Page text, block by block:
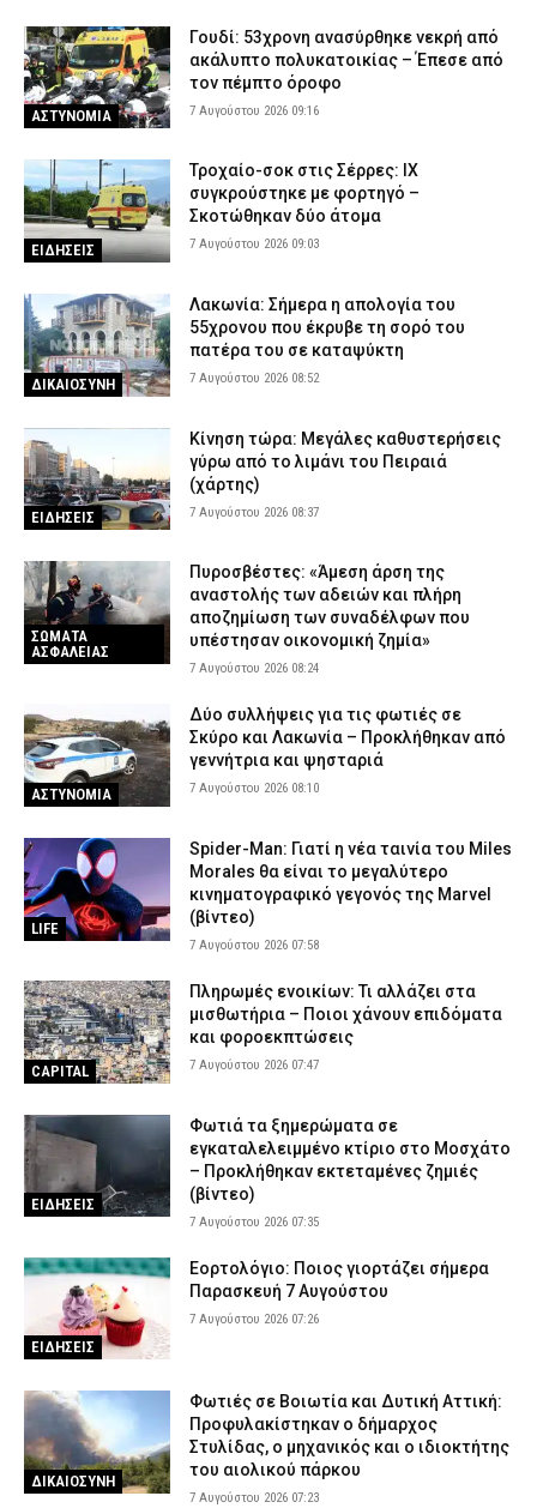
ΑΣΤΥΝΟΜΙΑ
Γουδί: 53χρονη ανασύρθηκε νεκρή από
ακάλυπτο πολυκατοικίας – Έπεσε από
τον πέμπτο όροφο
7 Αυγούστου 2026 09:16
ΕΙΔΗΣΕΙΣ
Τροχαίο-σοκ στις Σέρρες: ΙΧ
συγκρούστηκε με φορτηγό –
Σκοτώθηκαν δύο άτομα
7 Αυγούστου 2026 09:03
ΔΙΚΑΙΟΣΥΝΗ
Λακωνία: Σήμερα η απολογία του
55χρονου που έκρυβε τη σορό του
πατέρα του σε καταψύκτη
7 Αυγούστου 2026 08:52
ΕΙΔΗΣΕΙΣ
Κίνηση τώρα: Μεγάλες καθυστερήσεις
γύρω από το λιμάνι του Πειραιά
(χάρτης)
7 Αυγούστου 2026 08:37
ΣΩΜΑΤΑ
ΑΣΦΑΛΕΙΑΣ
Πυροσβέστες: «Άμεση άρση της
αναστολής των αδειών και πλήρη
αποζημίωση των συναδέλφων που
υπέστησαν οικονομική ζημία»
7 Αυγούστου 2026 08:24
ΑΣΤΥΝΟΜΙΑ
Δύο συλλήψεις για τις φωτιές σε
Σκύρο και Λακωνία – Προκλήθηκαν από
γεννήτρια και ψησταριά
7 Αυγούστου 2026 08:10
LIFE
Spider-Man: Γιατί η νέα ταινία του Miles
Morales θα είναι το μεγαλύτερο
κινηματογραφικό γεγονός της Marvel
(βίντεο)
7 Αυγούστου 2026 07:58
CAPITAL
Πληρωμές ενοικίων: Τι αλλάζει στα
μισθωτήρια – Ποιοι χάνουν επιδόματα
και φοροεκπτώσεις
7 Αυγούστου 2026 07:47
ΕΙΔΗΣΕΙΣ
Φωτιά τα ξημερώματα σε
εγκαταλελειμμένο κτίριο στο Μοσχάτο
– Προκλήθηκαν εκτεταμένες ζημιές
(βίντεο)
7 Αυγούστου 2026 07:35
ΕΙΔΗΣΕΙΣ
Εορτολόγιο: Ποιος γιορτάζει σήμερα
Παρασκευή 7 Αυγούστου
7 Αυγούστου 2026 07:26
ΔΙΚΑΙΟΣΥΝΗ
Φωτιές σε Βοιωτία και Δυτική Αττική:
Προφυλακίστηκαν ο δήμαρχος
Στυλίδας, ο μηχανικός και ο ιδιοκτήτης
του αιολικού πάρκου
7 Αυγούστου 2026 07:23